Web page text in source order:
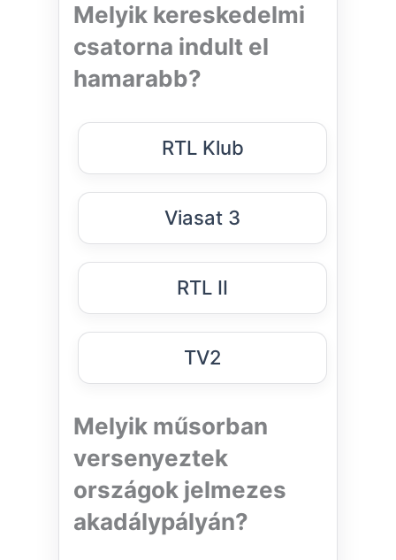
Melyik kereskedelmi
csatorna indult el
hamarabb?
RTL Klub
Viasat 3
RTL II
TV2
Melyik műsorban
versenyeztek
országok jelmezes
akadálypályán?